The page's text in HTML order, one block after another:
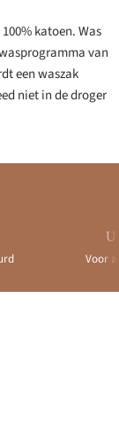
katoen. Was
van
een waszak
niet in de droger
Voor